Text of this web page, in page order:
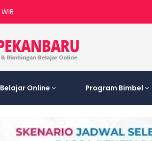
WIB
Belajar Online Program Bimbel